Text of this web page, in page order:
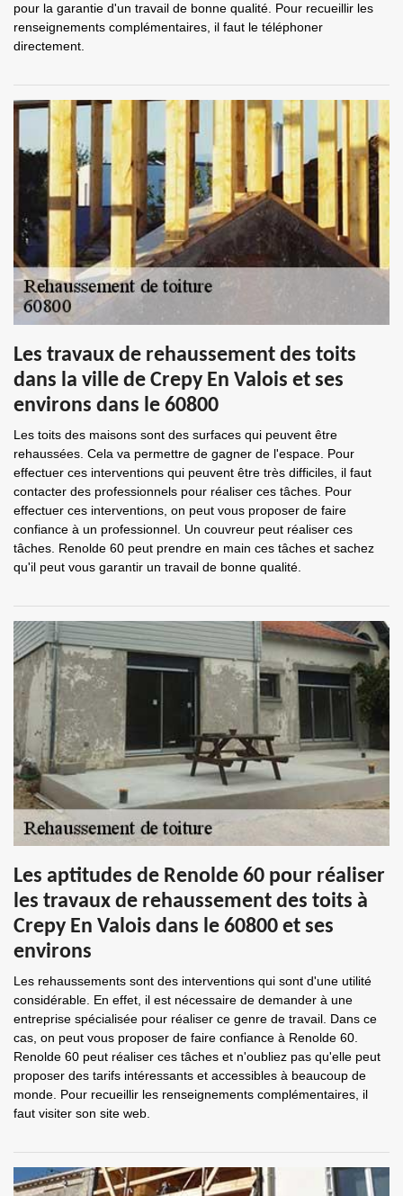
pour la garantie d'un travail de bonne qualité. Pour recueillir les
renseignements complémentaires, il faut le téléphoner
directement.
Les travaux de rehaussement des toits
dans la ville de Crepy En Valois et ses
environs dans le 60800
Les toits des maisons sont des surfaces qui peuvent être
rehaussées. Cela va permettre de gagner de l'espace. Pour
effectuer ces interventions qui peuvent être très difficiles, il faut
contacter des professionnels pour réaliser ces tâches. Pour
effectuer ces interventions, on peut vous proposer de faire
confiance à un professionnel. Un couvreur peut réaliser ces
tâches. Renolde 60 peut prendre en main ces tâches et sachez
qu'il peut vous garantir un travail de bonne qualité.
Les aptitudes de Renolde 60 pour réaliser
les travaux de rehaussement des toits à
Crepy En Valois dans le 60800 et ses
environs
Les rehaussements sont des interventions qui sont d'une utilité
considérable. En effet, il est nécessaire de demander à une
entreprise spécialisée pour réaliser ce genre de travail. Dans ce
cas, on peut vous proposer de faire confiance à Renolde 60.
Renolde 60 peut réaliser ces tâches et n'oubliez pas qu'elle peut
proposer des tarifs intéressants et accessibles à beaucoup de
monde. Pour recueillir les renseignements complémentaires, il
faut visiter son site web.